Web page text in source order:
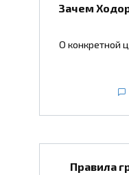
Зачем
О конкретной
Правила